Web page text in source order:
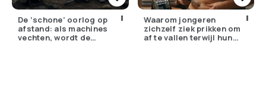
De ‘schone’ oorlog op
afstand: als machines
vechten, wordt de
Waarom jongeren
zichzelf ziek prikken om
af te vallen terwijl hun